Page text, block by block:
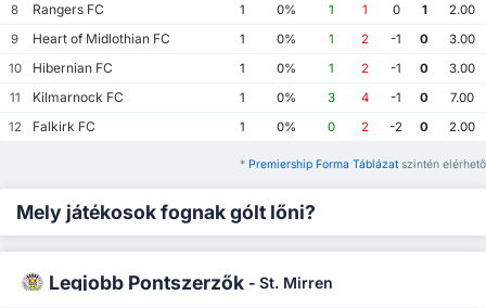
8
Rangers FC 1 0% 1 1 0 1
2.00
9
Heart of Midlothian FC 1 0% 1 2 -1 0
3.00
10
Hibernian FC 1 0% 1 2 -1 0
3.00
11
Kilmarnock FC 1 0% 3 4 -1 0
7.00
12
Falkirk FC 1 0% 0 2 -2 0 2.00
* Premiership Forma Táblázat szintén elérhető
Mely játékosok fognak gólt lőni?
Legjobb Pontszerzők - St. Mirren